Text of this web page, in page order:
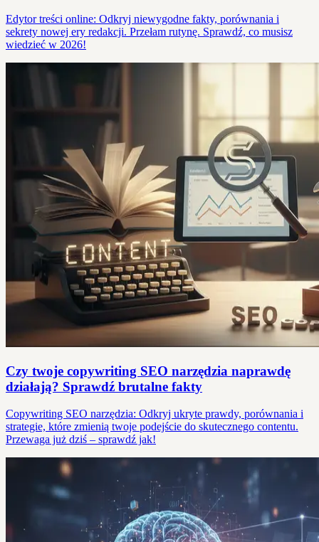
Edytor treści online: Odkryj niewygodne fakty, porównania i
sekrety nowej ery redakcji. Przełam rutynę. Sprawdź, co musisz
wiedzieć w 2026!
Czy twoje copywriting SEO narzędzia naprawdę
działają? Sprawdź brutalne fakty
Copywriting SEO narzędzia: Odkryj ukryte prawdy, porównania i
strategie, które zmienią twoje podejście do skutecznego contentu.
Przewaga już dziś – sprawdź jak!